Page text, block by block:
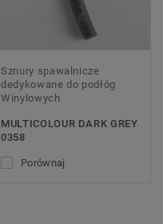
Sznury spawalnicze
dedykowane do podłóg
Winylowych
MULTICOLOUR DARK GREY
0358
Porównaj